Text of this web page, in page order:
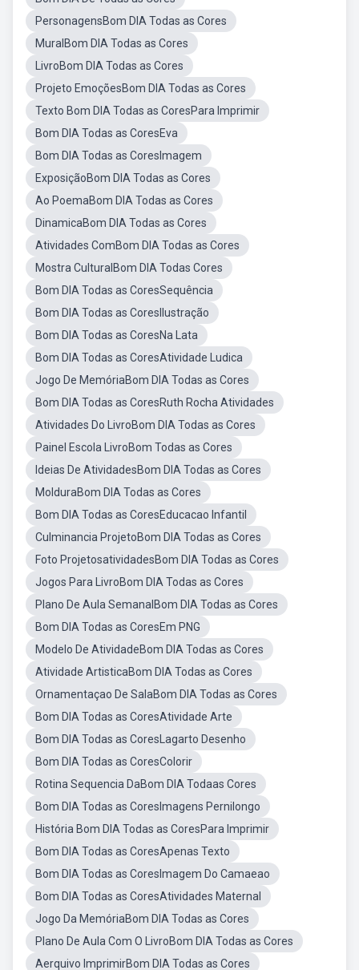
PersonagensBom DIA Todas as Cores
MuralBom DIA Todas as Cores
LivroBom DIA Todas as Cores
Projeto EmoçõesBom DIA Todas as Cores
Texto Bom DIA Todas as CoresPara Imprimir
Bom DIA Todas as CoresEva
Bom DIA Todas as CoresImagem
ExposiçãoBom DIA Todas as Cores
Ao PoemaBom DIA Todas as Cores
DinamicaBom DIA Todas as Cores
Atividades ComBom DIA Todas as Cores
Mostra CulturalBom DIA Todas Cores
Bom DIA Todas as CoresSequência
Bom DIA Todas as CoresIlustração
Bom DIA Todas as CoresNa Lata
Bom DIA Todas as CoresAtividade Ludica
Jogo De MemóriaBom DIA Todas as Cores
Bom DIA Todas as CoresRuth Rocha Atividades
Atividades Do LivroBom DIA Todas as Cores
Painel Escola LivroBom Todas as Cores
Ideias De AtividadesBom DIA Todas as Cores
MolduraBom DIA Todas as Cores
Bom DIA Todas as CoresEducacao Infantil
Culminancia ProjetoBom DIA Todas as Cores
Foto ProjetosatividadesBom DIA Todas as Cores
Jogos Para LivroBom DIA Todas as Cores
Plano De Aula SemanalBom DIA Todas as Cores
Bom DIA Todas as CoresEm PNG
Modelo De AtividadeBom DIA Todas as Cores
Atividade ArtisticaBom DIA Todas as Cores
Ornamentaçao De SalaBom DIA Todas as Cores
Bom DIA Todas as CoresAtividade Arte
Bom DIA Todas as CoresLagarto Desenho
Bom DIA Todas as CoresColorir
Rotina Sequencia DaBom DIA Todaas Cores
Bom DIA Todas as CoresImagens Pernilongo
História Bom DIA Todas as CoresPara Imprimir
Bom DIA Todas as CoresApenas Texto
Bom DIA Todas as CoresImagem Do Camaeao
Bom DIA Todas as CoresAtividades Maternal
Jogo Da MemóriaBom DIA Todas as Cores
Plano De Aula Com O LivroBom DIA Todas as Cores
Aerquivo ImprimirBom DIA Todas as Cores